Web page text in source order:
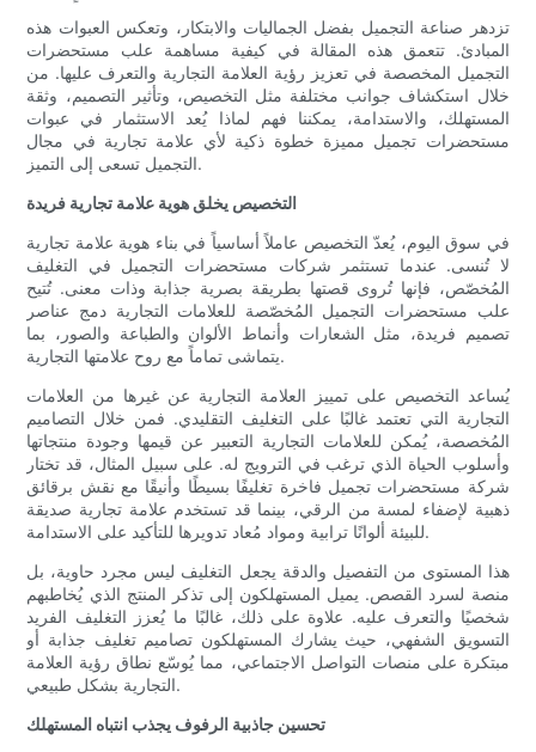
تزدهر صناعة التجميل بفضل الجماليات والابتكار، وتعكس العبوات هذه
المبادئ. تتعمق هذه المقالة في كيفية مساهمة علب مستحضرات
التجميل المخصصة في تعزيز رؤية العلامة التجارية والتعرف عليها. من
خلال استكشاف جوانب مختلفة مثل التخصيص، وتأثير التصميم، وثقة
المستهلك، والاستدامة، يمكننا فهم لماذا يُعد الاستثمار في عبوات
مستحضرات تجميل مميزة خطوة ذكية لأي علامة تجارية في مجال
التجميل تسعى إلى التميز.
التخصيص يخلق هوية علامة تجارية فريدة
في سوق اليوم، يُعدّ التخصيص عاملاً أساسياً في بناء هوية علامة تجارية
لا تُنسى. عندما تستثمر شركات مستحضرات التجميل في التغليف
المُخصّص، فإنها تُروى قصتها بطريقة بصرية جذابة وذات معنى. تُتيح
علب مستحضرات التجميل المُخصّصة للعلامات التجارية دمج عناصر
تصميم فريدة، مثل الشعارات وأنماط الألوان والطباعة والصور، بما
يتماشى تماماً مع روح علامتها التجارية.
يُساعد التخصيص على تمييز العلامة التجارية عن غيرها من العلامات
التجارية التي تعتمد غالبًا على التغليف التقليدي. فمن خلال التصاميم
المُخصصة، يُمكن للعلامات التجارية التعبير عن قيمها وجودة منتجاتها
وأسلوب الحياة الذي ترغب في الترويج له. على سبيل المثال، قد تختار
شركة مستحضرات تجميل فاخرة تغليفًا بسيطًا وأنيقًا مع نقش برقائق
ذهبية لإضفاء لمسة من الرقي، بينما قد تستخدم علامة تجارية صديقة
للبيئة ألوانًا ترابية ومواد مُعاد تدويرها للتأكيد على الاستدامة.
هذا المستوى من التفصيل والدقة يجعل التغليف ليس مجرد حاوية، بل
منصة لسرد القصص. يميل المستهلكون إلى تذكر المنتج الذي يُخاطبهم
شخصيًا والتعرف عليه. علاوة على ذلك، غالبًا ما يُعزز التغليف الفريد
التسويق الشفهي، حيث يشارك المستهلكون تصاميم تغليف جذابة أو
مبتكرة على منصات التواصل الاجتماعي، مما يُوسّع نطاق رؤية العلامة
التجارية بشكل طبيعي.
تحسين جاذبية الرفوف يجذب انتباه المستهلك